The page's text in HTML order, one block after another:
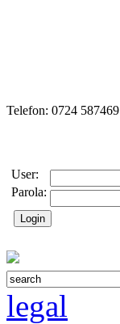
Telefon: 0724 587469
User:
Parola:
legal